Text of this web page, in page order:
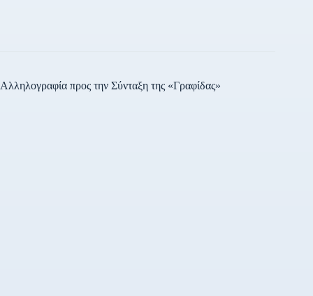
Αλληλογραφία προς την Σύνταξη της «Γραφίδας»